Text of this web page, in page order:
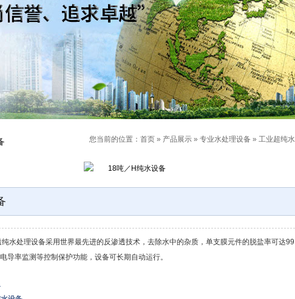
1
您当前的位置： 首页 » 产品展示 » 专业水处理设备 » 工业超纯
纯水处理设备采用世界最先进的反渗透技术，去除水中的杂质，单支膜元件的脱盐率可达
导率监测等控制保护功能，设备可长期自动运行。